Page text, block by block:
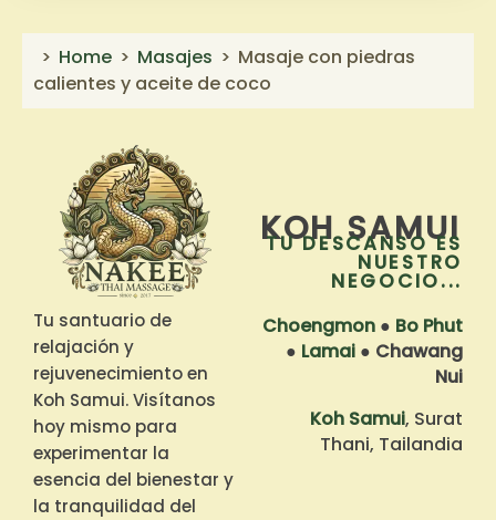
Home Masajes
Masaje con piedras
calientes y aceite de coco
Tu santuario de
relajación y
rejuvenecimiento en
Koh Samui. Visítanos
hoy mismo para
experimentar la
esencia del bienestar y
la tranquilidad del
KOH SAMUI
TU DESCANSO ES
NUESTRO
NEGOCIO...
Choengmon ● Bo Phut
● Lamai ● Chawang
Nui
Koh Samui, Surat
Thani, Tailandia